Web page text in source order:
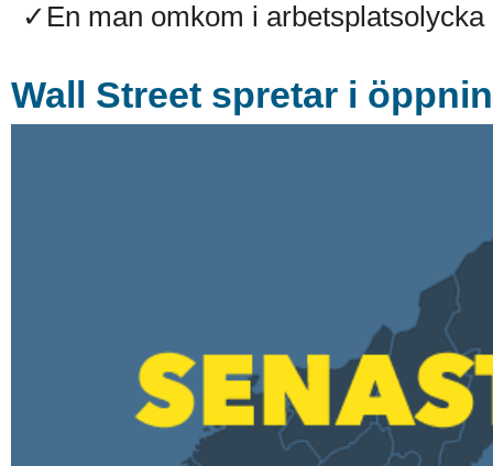
✓En man omkom i
Wall Street spretar i